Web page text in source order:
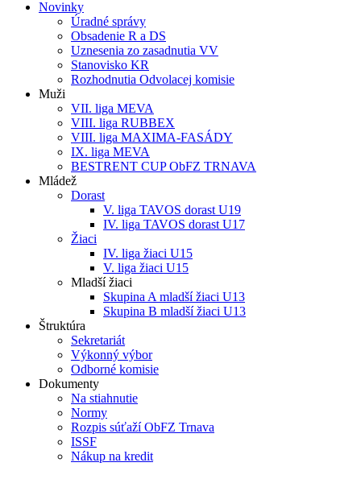
Novinky
Úradné správy
Obsadenie R a DS
Uznesenia zo zasadnutia VV
Stanovisko KR
Rozhodnutia Odvolacej komisie
Muži
VII. liga MEVA
VIII. liga RUBBEX
VIII. liga MAXIMA-FASÁDY
IX. liga MEVA
BESTRENT CUP ObFZ TRNAVA
Mládež
Dorast
V. liga TAVOS dorast U19
IV. liga TAVOS dorast U17
Žiaci
IV. liga žiaci U15
V. liga žiaci U15
Mladší žiaci
Skupina A mladší žiaci U13
Skupina B mladší žiaci U13
Štruktúra
Sekretariát
Výkonný výbor
Odborné komisie
Dokumenty
Na stiahnutie
Normy
Rozpis súťaží ObFZ Trnava
ISSF
Nákup na kredit